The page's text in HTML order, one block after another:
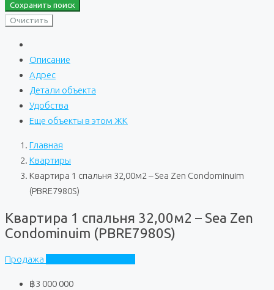
Сохранить поиск
Очистить
Описание
Адрес
Детали объекта
Удобства
Еще объекты в этом ЖК
Главная
Квартиры
Квартира 1 спальня 32,00м2 – Sea Zen Condominuim
(PBRE7980S)
Квартира 1 спальня 32,00м2 – Sea Zen
Condominuim (PBRE7980S)
Продажа
฿3 000 000